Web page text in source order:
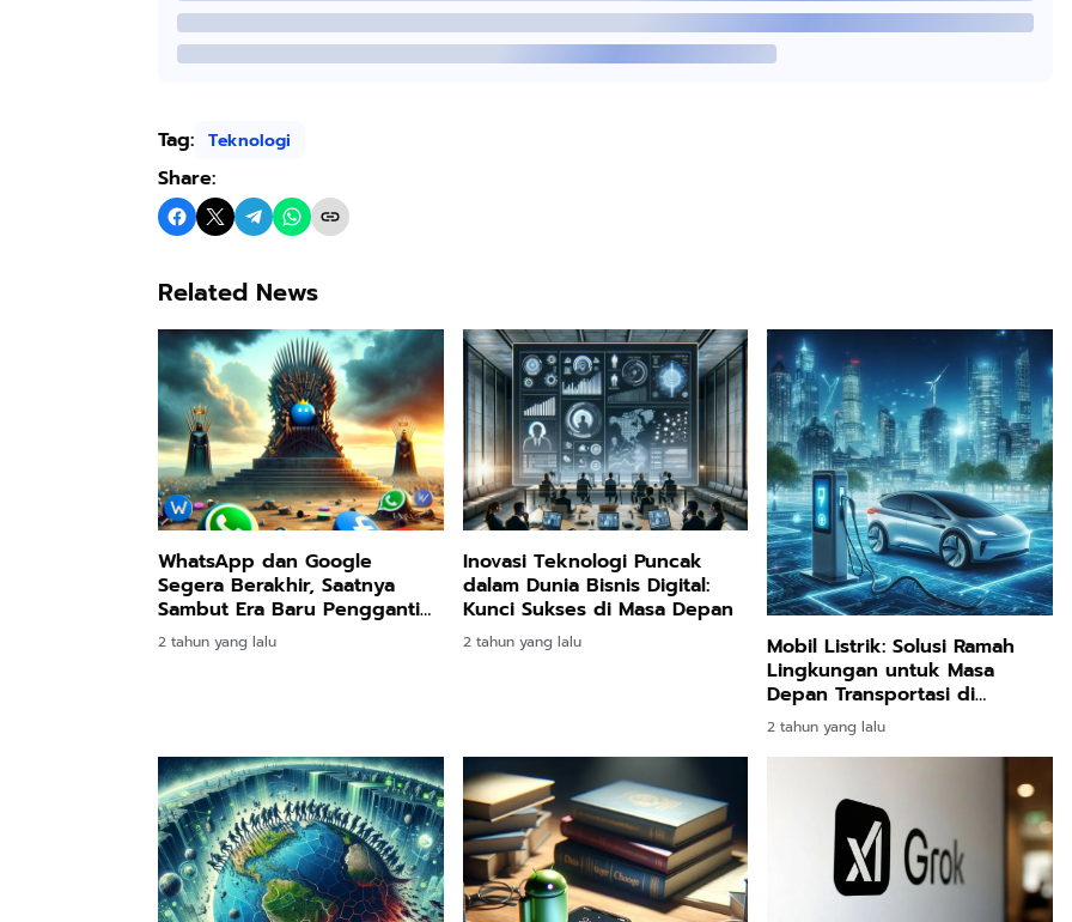
Tag: Teknologi
Share:
Related News
WhatsApp dan Google
Segera Berakhir, Saatnya
Sambut Era Baru Pengganti
Digital!
2 tahun yang lalu
Inovasi Teknologi Puncak
dalam Dunia Bisnis Digital:
Kunci Sukses di Masa Depan
2 tahun yang lalu
Mobil Listrik: Solusi Ramah
Lingkungan untuk Masa
Depan Transportasi di
Nusantara
2 tahun yang lalu